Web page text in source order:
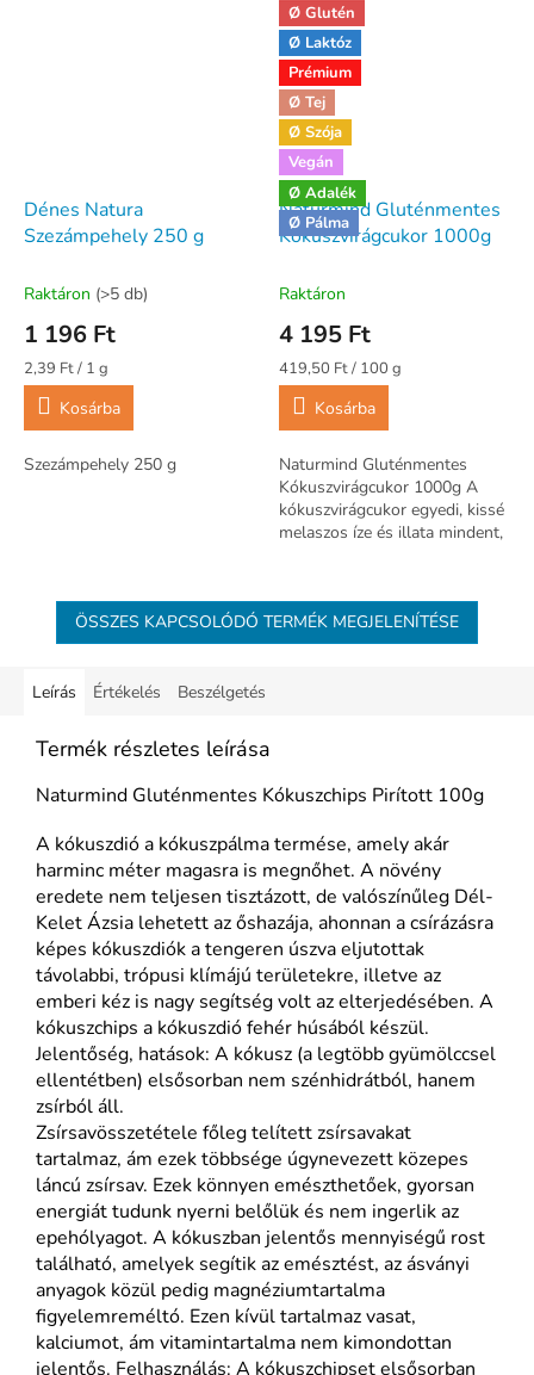
Dénes Natura
Szezámpehely 250 g
Raktáron (>5 db)
1 196 Ft
Egységár:
2,39 Ft / 1 g
Kosárba
Szezámpehely 250 g
Ø Glutén
Ø Laktóz
Prémium
Ø Tej
Ø Szója
Vegán
Ø Adalék
Ø Pálma
Naturmind Gluténmentes
Kókuszvirágcukor 1000g
Raktáron
4 195 Ft
Egységár:
419,50 Ft / 100 g
Kosárba
Naturmind Gluténmentes
Kókuszvirágcukor 1000g A
kókuszvirágcukor egyedi, kissé
melaszos íze és illata mindent,
teszi....
ÖSSZES KAPCSOLÓDÓ TERMÉK MEGJELENÍTÉSE
Leírás Értékelés Beszélgetés
Termék részletes leírása
Naturmind Gluténmentes Kókuszchips Pirított 100g
A kókuszdió a kókuszpálma termése, amely akár
harminc méter magasra is megnőhet. A növény
eredete nem teljesen tisztázott, de valószínűleg Dél-
Kelet Ázsia lehetett az őshazája, ahonnan a csírázásra
képes kókuszdiók a tengeren úszva eljutottak
távolabbi, trópusi klímájú területekre, illetve az
emberi kéz is nagy segítség volt az elterjedésében. A
kókuszchips a kókuszdió fehér húsából készül.
Jelentőség, hatások: A kókusz (a legtöbb gyümölccsel
ellentétben) elsősorban nem szénhidrátból, hanem
zsírból áll.
Zsírsavösszetétele főleg telített zsírsavakat
tartalmaz, ám ezek többsége úgynevezett közepes
láncú zsírsav. Ezek könnyen emészthetőek, gyorsan
energiát tudunk nyerni belőlük és nem ingerlik az
epehólyagot. A kókuszban jelentős mennyiségű rost
található, amelyek segítik az emésztést, az ásványi
anyagok közül pedig magnéziumtartalma
figyelemreméltó. Ezen kívül tartalmaz vasat,
kalciumot, ám vitamintartalma nem kimondottan
jelentős. Felhasználás: A kókuszchipset elsősorban